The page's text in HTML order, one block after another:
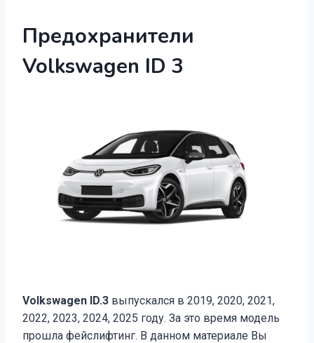
Предохранители
Volkswagen ID 3
Volkswagen ID.3 выпускался в 2019, 2020, 2021,
2022, 2023, 2024, 2025 году. За это время модель
прошла фейслифтинг. В данном материале Вы